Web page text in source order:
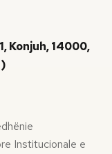
Konjuh, 14000,
Institucionale e